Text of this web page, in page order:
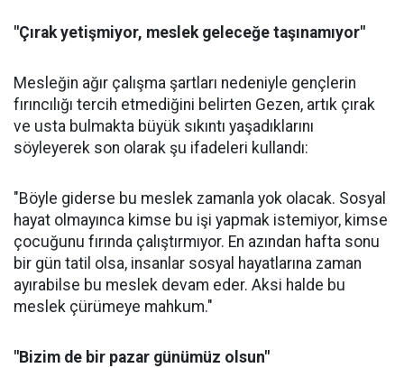
"Çırak yetişmiyor, meslek geleceğe taşınamıyor"
Mesleğin ağır çalışma şartları nedeniyle gençlerin
fırıncılığı tercih etmediğini belirten Gezen, artık çırak
ve usta bulmakta büyük sıkıntı yaşadıklarını
söyleyerek son olarak şu ifadeleri kullandı:
"Böyle giderse bu meslek zamanla yok olacak. Sosyal
hayat olmayınca kimse bu işi yapmak istemiyor, kimse
çocuğunu fırında çalıştırmıyor. En azından hafta sonu
bir gün tatil olsa, insanlar sosyal hayatlarına zaman
ayırabilse bu meslek devam eder. Aksi halde bu
meslek çürümeye mahkum."
"Bizim de bir pazar günümüz olsun"